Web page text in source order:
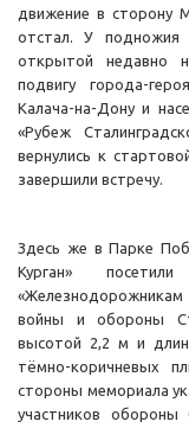
движение в сторону
отстал. У подножия
открытой недавно
подвигу города-
Калача-на-Дону и
«Рубеж
вернулись к
завершили встречу.
Здесь же в Парке
Курган»
войны и обороны
высотой 2,2 м и
тёмно-коричневых
стороны мемориала
участников